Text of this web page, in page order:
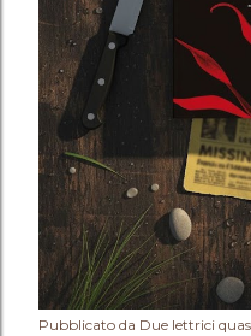
n
t
o
Pubblicato da Due lettrici